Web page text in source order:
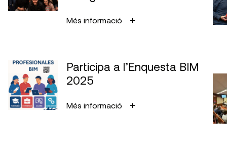
Més informació
Participa a l’Enquesta BIM
2025
Més informació